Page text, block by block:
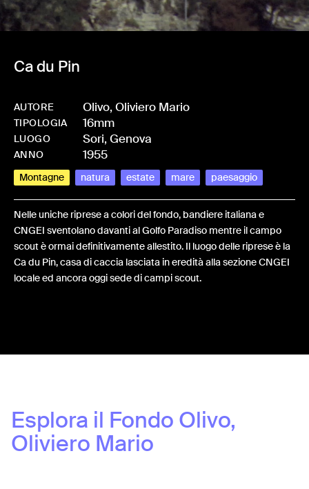
Ca du Pin
AUTORE Olivo, Oliviero Mario
TIPOLOGIA 16mm
LUOGO Sori, Genova
ANNO 1955
Montagne natura estate mare paesaggio
Nelle uniche riprese a colori del fondo, bandiere italiana e
CNGEI sventolano davanti al Golfo Paradiso mentre il campo
scout è ormai definitivamente allestito. Il luogo delle riprese è la
Ca du Pin, casa di caccia lasciata in eredità alla sezione CNGEI
locale ed ancora oggi sede di campi scout.
Esplora il Fondo Olivo,
Oliviero Mario